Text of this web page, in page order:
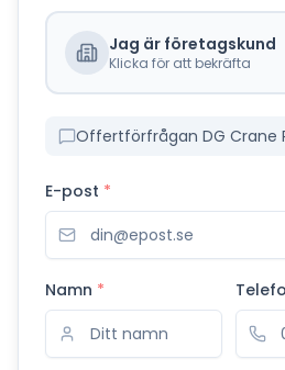
Jag är företagskund
Klicka för att bekräfta
Offertförfrågan DG Crane
E-post *
Namn *